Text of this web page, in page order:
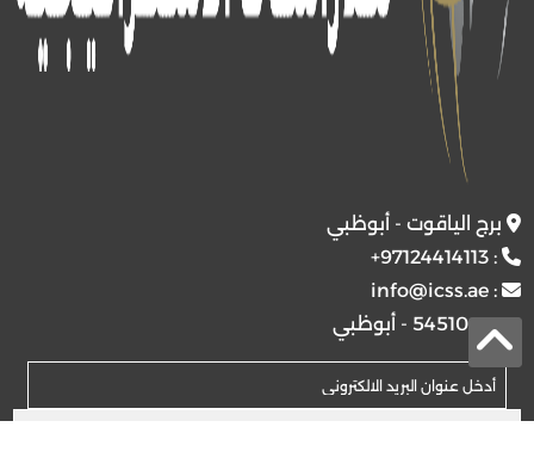
برج الياقوت - أبوظبي
:
+97124414113
:
info@icss.ae
ص.ب54510 - أبوظبي